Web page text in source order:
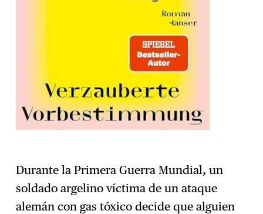
Durante la Primera Guerra Mundial, un
soldado argelino víctima de un ataque
alemán con gas tóxico decide que alguien